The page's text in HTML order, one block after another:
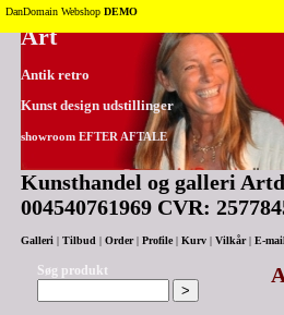
Tilbage til toppen
Art
Antik retro
Kunst design udstillinger
showroom EFTER AFTALE
Kunsthandel og galleri
004540761969 CVR:
Galleri Tilbud Order| Profile| Kurv Vilkår| E-
Søg produkt
DanDomain Webshop DEMO